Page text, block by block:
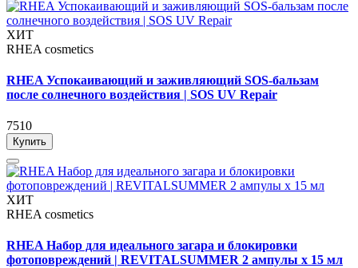
ХИТ
RHEA cosmetics
RHEA Успокаивающий и заживляющий SOS-бальзам
после солнечного воздействия | SOS UV Repair
7510
Купить
ХИТ
RHEA cosmetics
RHEA Набор для идеального загара и блокировки
фотоповреждений | REVITALSUMMER 2 ампулы x 15 мл